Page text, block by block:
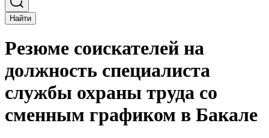
Найти
Резюме соискателей на
должность специалиста
службы охраны труда со
сменным графиком в Бакале